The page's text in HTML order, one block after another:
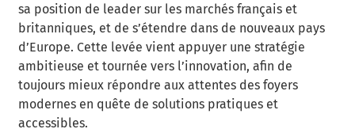
sa position de leader sur les marchés français et
britanniques, et de s’étendre dans de nouveaux pays
d’Europe. Cette levée vient appuyer une stratégie
ambitieuse et tournée vers l’innovation, afin de
toujours mieux répondre aux attentes des foyers
modernes en quête de solutions pratiques et
accessibles.